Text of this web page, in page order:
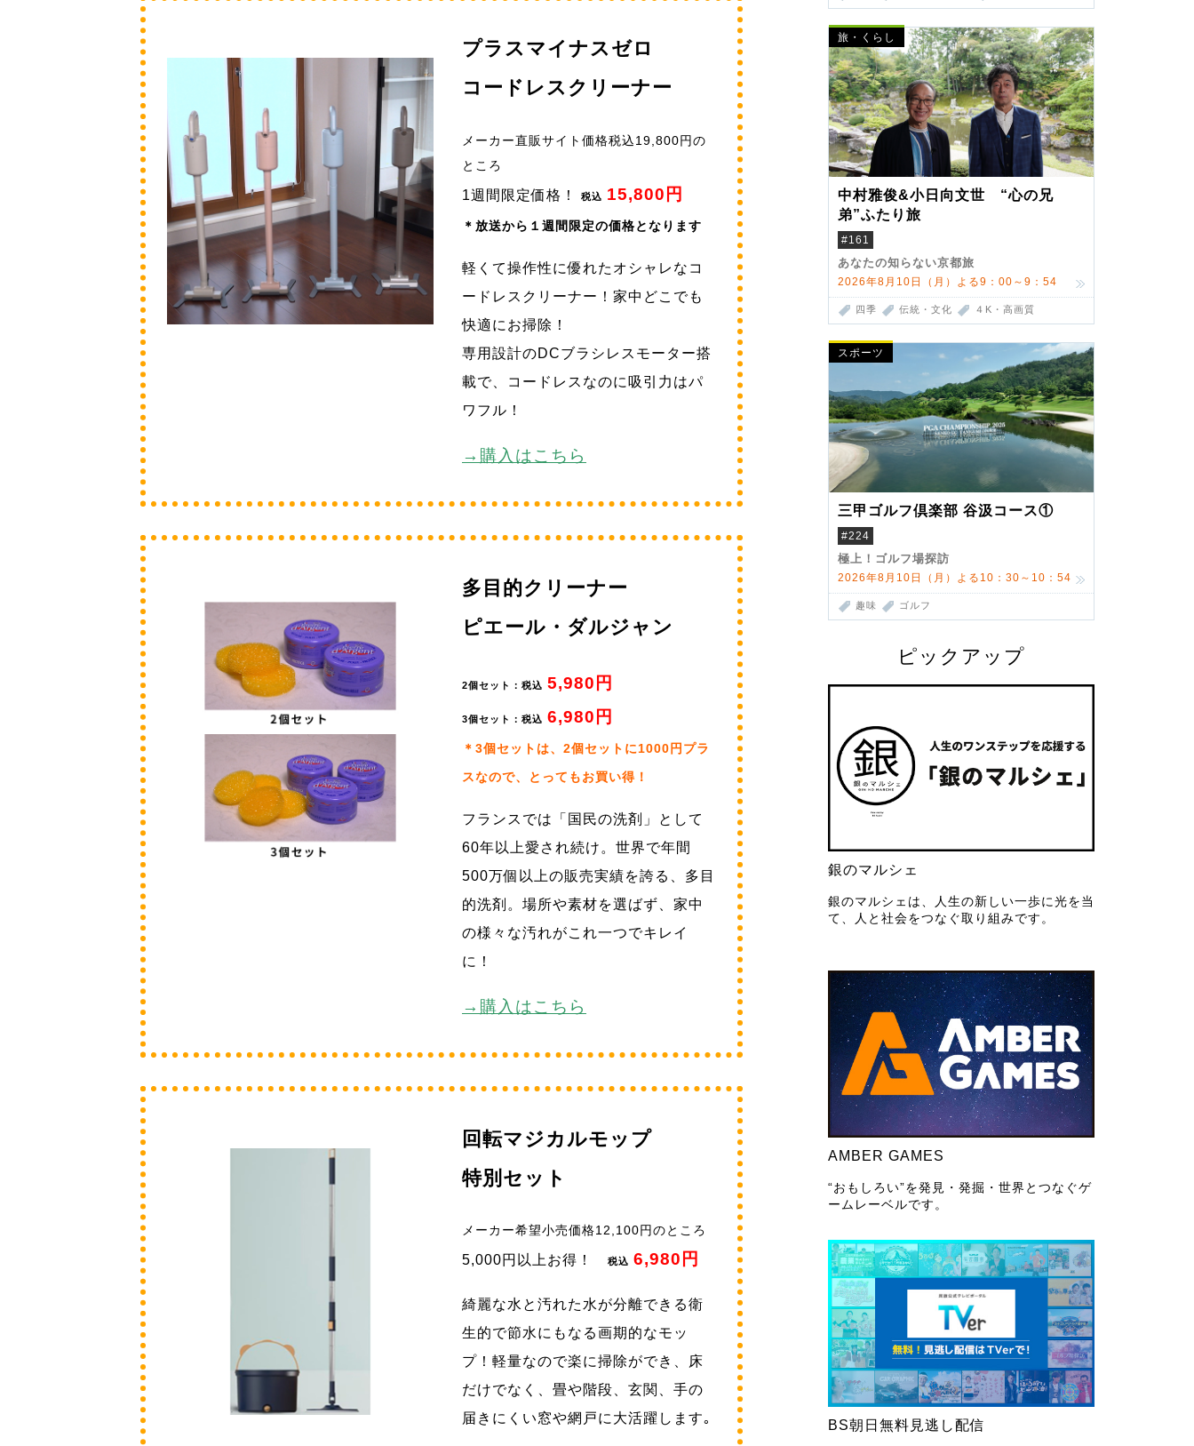
旅・くらし
中村雅俊&小日向文世 “心の兄
弟”ふたり旅
#161
あなたの知らない京都旅
2026年8月10日（月）よる9：00～9：54
四季 伝統・文化 ４K・高画質
スポーツ
三甲ゴルフ倶楽部 谷汲コース①
#224
極上！ゴルフ場探訪
2026年8月10日（月）よる10：30～10：54
趣味 ゴルフ
ピックアップ
銀のマルシェ
銀のマルシェは、人生の新しい一歩に光を当
て、人と社会をつなぐ取り組みです。
AMBER GAMES
“おもしろい”を発見・発掘・世界とつなぐゲ
ームレーベルです。
BS朝日無料見逃し配信
プラスマイナスゼロ
コードレスクリーナー
メーカー直販サイト価格税込19,800円の
ところ
1週間限定価格！ 税込 15,800円
＊放送から１週間限定の価格となります
軽くて操作性に優れたオシャレなコ
ードレスクリーナー！家中どこでも
快適にお掃除！
専用設計のDCブラシレスモーター搭
載で、コードレスなのに吸引力はパ
ワフル！
→購入はこちら
多目的クリーナー
ピエール・ダルジャン
2個セット：税込 5,980円
3個セット：税込 6,980円
＊3個セットは、2個セットに1000円プラ
スなので、とってもお買い得！
フランスでは「国民の洗剤」として
60年以上愛され続け。世界で年間
500万個以上の販売実績を誇る、多目
的洗剤。場所や素材を選ばず、家中
の様々な汚れがこれ一つでキレイ
に！
→購入はこちら
回転マジカルモップ
特別セット
メーカー希望小売価格12,100円のところ
5,000円以上お得！ 税込 6,980円
綺麗な水と汚れた水が分離できる衛
生的で節水にもなる画期的なモッ
プ！軽量なので楽に掃除ができ、床
だけでなく、畳や階段、玄関、手の
届きにくい窓や網戸に大活躍します｡